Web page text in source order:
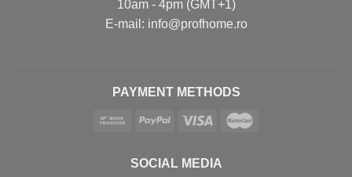
10am - 4pm (GMT+1)
Е-mail: info@profhome.ro
PAYMENT METHODS
SOCIAL MEDIA